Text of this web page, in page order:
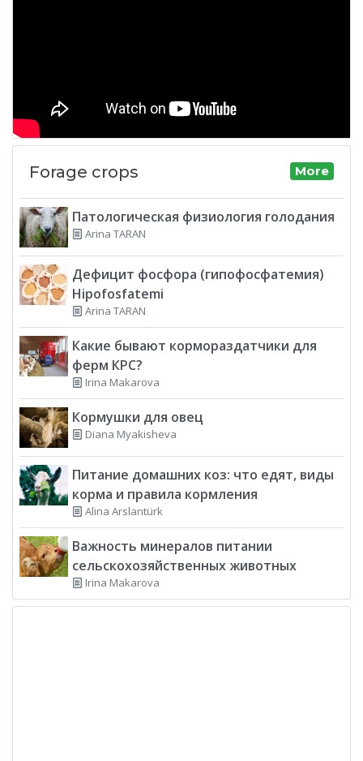
Forage crops More
Патологическая физиология голодания
Arina TARAN
Дефицит фосфора (гипофосфатемия)
Hipofosfatemi
Arina TARAN
Какие бывают кормораздатчики для
ферм КРС?
Irina Makarova
Кормушки для овец
Diana Myakisheva
Питание домашних коз: что едят, виды
корма и правила кормления
Alina Arslantürk
Важность минералов питании
сельскохозяйственных животных
Irina Makarova